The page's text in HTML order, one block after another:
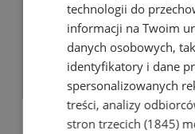
technologii do
informacji na Twoim
danych osobowych,
identyfikatory i dane
spersonalizowanych
treści, analizy
stron trzecich (1845)